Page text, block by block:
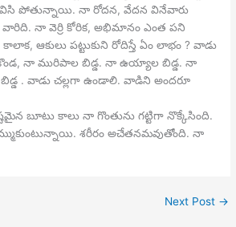
పోతున్నాయి. నా రోదన, వేదన వినేవారు
వారిది. నా వెర్రి కోరిక, అభిమానం ఎంత పని
ఆకులు పట్టుకుని రోదిస్తే ఏం లాభం ? వాడు
నా మురిపాల బిడ్డ. నా ఉయ్యాల బిడ్డ. నా
. వాడు చల్లగా ఉండాలి. వాడిని అందరూ
బూటు కాలు నా గొంతును గట్టిగా నొక్కేసింది.
శరీరం అచేతనమవుతోంది. నా
Next Post →